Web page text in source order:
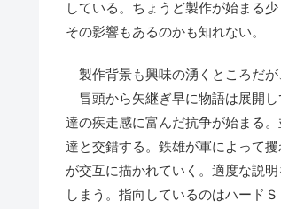
している。ちょうど製作が始まる
その影響もあるのかも知れない。
製作背景も興味の湧くところだが
冒頭から矢継ぎ早に物語は展開し
達の疾走感に富んだ抗争が始まる
達と交錯する。鉄雄が軍によって
が交互に描かれていく。適度な説
しまう。指向しているのはハード